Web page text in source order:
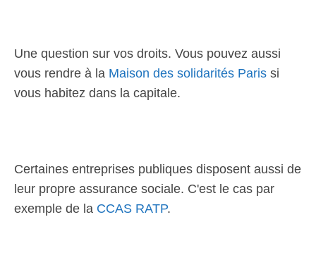
Une question sur vos droits. Vous pouvez aussi
vous rendre à la Maison des solidarités Paris si
vous habitez dans la capitale.
Certaines entreprises publiques disposent aussi de
leur propre assurance sociale. C'est le cas par
exemple de la CCAS RATP.